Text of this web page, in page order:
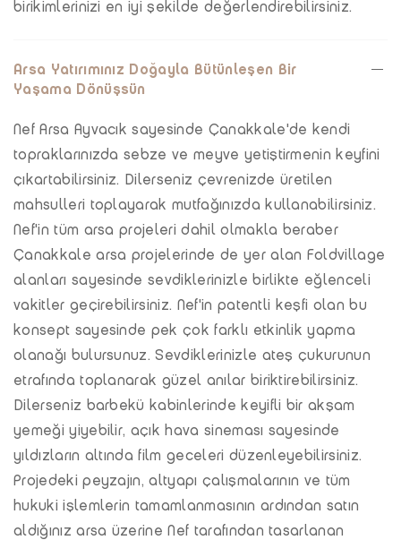
birikimlerinizi en iyi şekilde değerlendirebilirsiniz.
Arsa Yatırımınız Doğayla Bütünleşen Bir
Yaşama Dönüşsün
Nef Arsa Ayvacık sayesinde Çanakkale'de kendi
topraklarınızda sebze ve meyve yetiştirmenin keyfini
çıkartabilirsiniz. Dilerseniz çevrenizde üretilen
mahsulleri toplayarak mutfağınızda kullanabilirsiniz.
Nef'in tüm arsa projeleri dahil olmakla beraber
Çanakkale arsa projelerinde de yer alan Foldvillage
alanları sayesinde sevdiklerinizle birlikte eğlenceli
vakitler geçirebilirsiniz. Nef'in patentli keşfi olan bu
konsept sayesinde pek çok farklı etkinlik yapma
olanağı bulursunuz. Sevdiklerinizle ateş çukurunun
etrafında toplanarak güzel anılar biriktirebilirsiniz.
Dilerseniz barbekü kabinlerinde keyifli bir akşam
yemeği yiyebilir, açık hava sineması sayesinde
yıldızların altında film geceleri düzenleyebilirsiniz.
Projedeki peyzajın, altyapı çalışmalarının ve tüm
hukuki işlemlerin tamamlanmasının ardından satın
aldığınız arsa üzerine Nef tarafından tasarlanan